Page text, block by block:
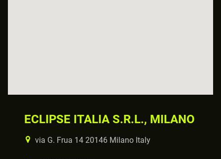
ECLIPSE ITALIA S.R.L., MILANO
via G. Frua 14 20146 Milano Italy